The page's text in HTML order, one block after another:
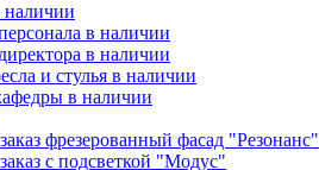
наличии
в наличии
в наличии
и стулья в наличии
в наличии
фрезерованный фасад "Резонанс"
с подсветкой "Модус"